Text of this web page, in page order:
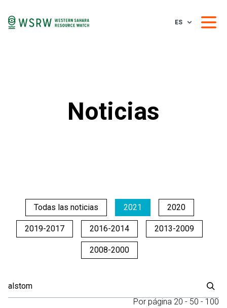
ES
Noticias
Todas las noticias 2021 2020
2019-2017 2016-2014 2013-2009
2008-2000
Por página 20 - 50 - 100